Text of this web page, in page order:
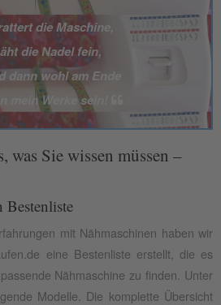
die Maschine,
die Nadel fein,
dann wohl am Ende
mein Werke sein!
was Sie wissen müssen –
Bestenliste
mit Nähmaschinen haben wir
eine Bestenliste erstellt, die es
Nähmaschine zu finden. Unter
Modelle. Die komplette Übersicht